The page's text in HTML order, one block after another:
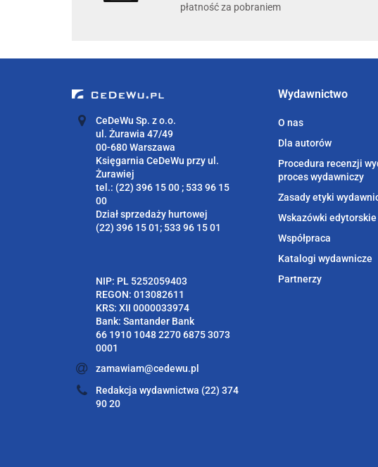
płatność za pobraniem
CeDeWu Sp. z o.o.
ul. Żurawia 47/49
00-680 Warszawa
Księgarnia CeDeWu przy ul.
Żurawiej
tel.: (22) 396 15 00 ; 533 96 15
00
Dział sprzedaży hurtowej
(22) 396 15 01; 533 96 15 01
NIP: PL 5252059403
REGON: 013082611
KRS: XII 0000033974
Bank: Santander Bank
66 1910 1048 2270 6875 3073
0001
zamawiam@cedewu.pl
Redakcja wydawnictwa (22) 374
90 20
Wydawnictwo
O nas
Dla autorów
Procedura recenzji
proces wydawniczy
Zasady etyki
Wskazówki edytorskie
Współpraca
Katalogi wydawnicze
Partnerzy